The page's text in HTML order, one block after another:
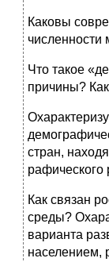
Каковы
численности
Что такое
причины?
стран,
рафического
Как связан
среды?
варианта
населением,